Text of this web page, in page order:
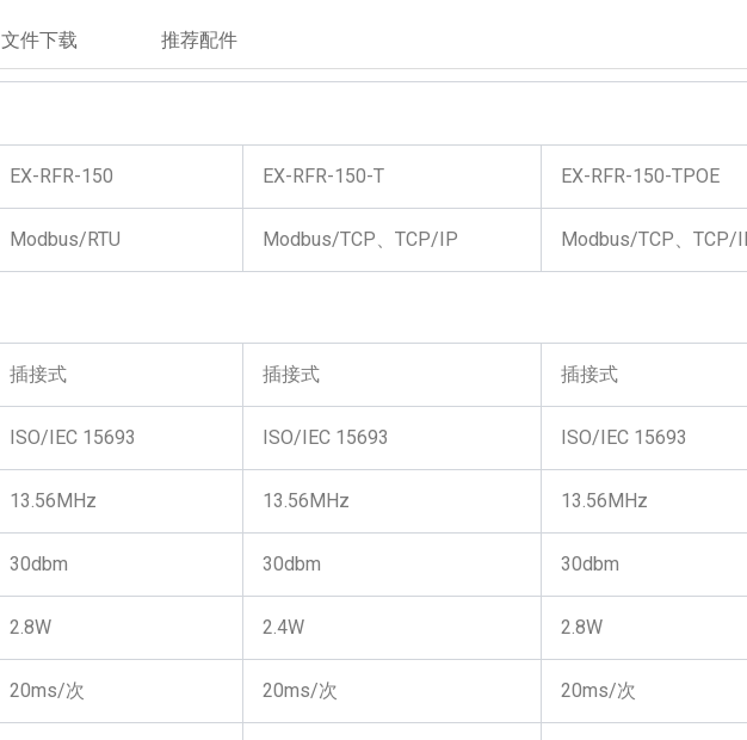
文件下载 推荐配件
EX-RFR-150 EX-RFR-150-T EX-RFR-150-TPOE
Modbus/RTU Modbus/TCP、TCP/IP Modbus/TCP、TCP/
插接式 插接式 插接式
ISO/IEC 15693 ISO/IEC 15693 ISO/IEC 15693
13.56MHz 13.56MHz 13.56MHz
30dbm 30dbm 30dbm
2.8W 2.4W 2.8W
20ms/次 20ms/次 20ms/次